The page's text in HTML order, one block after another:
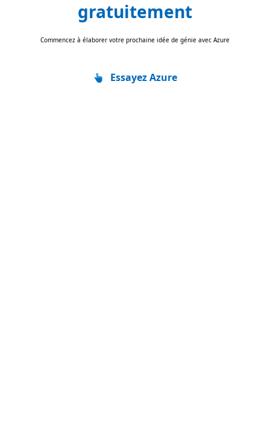
gratuitement
Commencez à élaborer votre prochaine idée de génie avec Azure
Essayez Azure